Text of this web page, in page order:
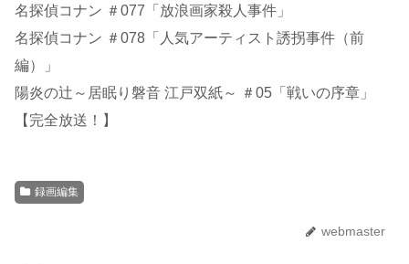
名探偵コナン ＃077「放浪画家殺人事件」
名探偵コナン ＃078「人気アーティスト誘拐事件（前
編）」
陽炎の辻～居眠り磐音 江戸双紙～ ＃05「戦いの序章」
【完全放送！】
録画編集
webmaster